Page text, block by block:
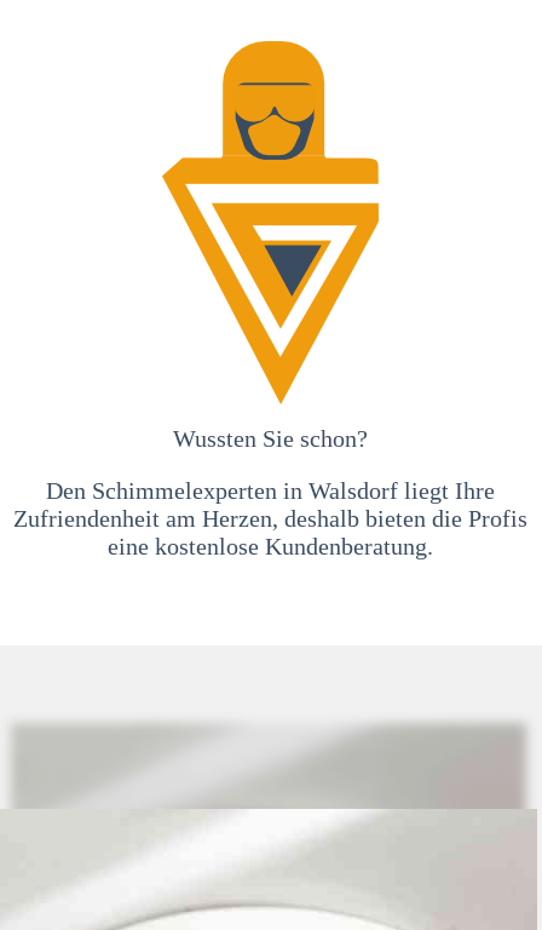
Wussten Sie schon?
Den Schimmelexperten in Walsdorf liegt Ihre
Zufriendenheit am Herzen, deshalb bieten die Profis
eine kostenlose Kundenberatung.